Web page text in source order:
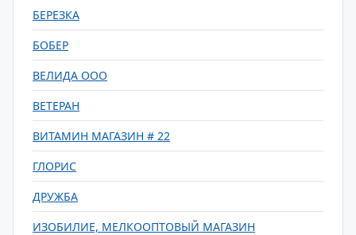
БЕРЕЗКА
БОБЕР
ВЕЛИДА ООО
ВЕТЕРАН
ВИТАМИН МАГАЗИН # 22
ГЛОРИС
ДРУЖБА
ИЗОБИЛИЕ, МЕЛКООПТОВЫЙ МАГАЗИН